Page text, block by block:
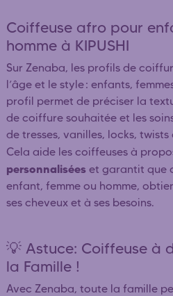
Coiffeuse afro pour
homme à KIPUSHI
Sur Zenaba, les profils de
l’âge et le style : enfants,
profil permet de préciser la
de coiffure souhaitée et les
de tresses, vanilles, locks,
Cela aide les coiffeuses à
personnalisées et garantit que
enfant, femme ou homme,
ses cheveux et à ses besoins.
💡 Astuce: Coiffeuse à
la Famille !
Avec Zenaba, toute la famille